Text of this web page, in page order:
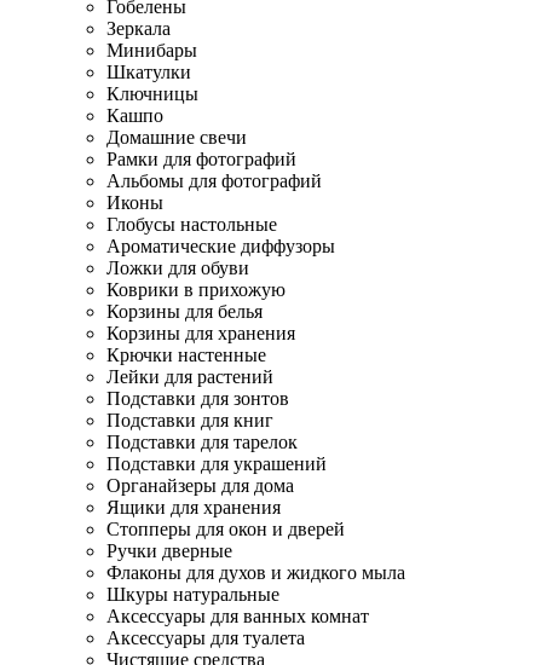
Гобелены
Зеркала
Минибары
Шкатулки
Ключницы
Кашпо
Домашние свечи
Рамки для фотографий
Альбомы для фотографий
Иконы
Глобусы настольные
Ароматические диффузоры
Ложки для обуви
Коврики в прихожую
Корзины для белья
Корзины для хранения
Крючки настенные
Лейки для растений
Подставки для зонтов
Подставки для книг
Подставки для тарелок
Подставки для украшений
Органайзеры для дома
Ящики для хранения
Стопперы для окон и дверей
Ручки дверные
Флаконы для духов и жидкого мыла
Шкуры натуральные
Аксессуары для ванных комнат
Аксессуары для туалета
Чистящие средства